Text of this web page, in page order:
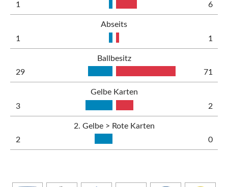
1
6
Abseits
1
1
Ballbesitz
29
71
Gelbe Karten
3
2
2. Gelbe > Rote Karten
2
0